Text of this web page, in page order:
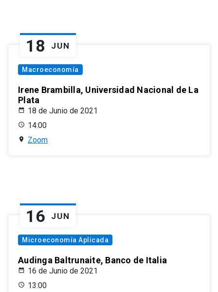
18 JUN
Macroeconomía
Irene Brambilla, Universidad Nacional de La
Plata
18 de Junio de 2021
14:00
Zoom
16 JUN
Microeconomía Aplicada
Audinga Baltrunaite, Banco de Italia
16 de Junio de 2021
13:00